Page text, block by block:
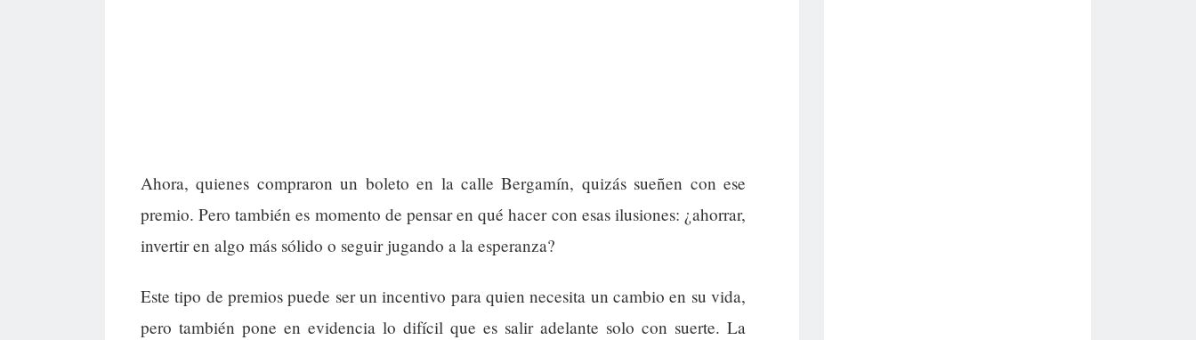
Ahora, quienes compraron un boleto en la calle Bergamín, quizás sueñen con ese
premio. Pero también es momento de pensar en qué hacer con esas ilusiones: ¿ahorrar,
invertir en algo más sólido o seguir jugando a la esperanza?
Este tipo de premios puede ser un incentivo para quien necesita un cambio en su vida,
pero también pone en evidencia lo difícil que es salir adelante solo con suerte. La